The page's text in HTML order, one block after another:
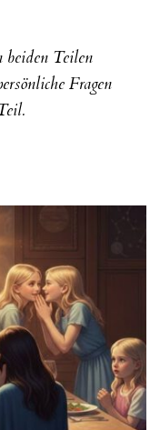
beiden Teilen
Fragen